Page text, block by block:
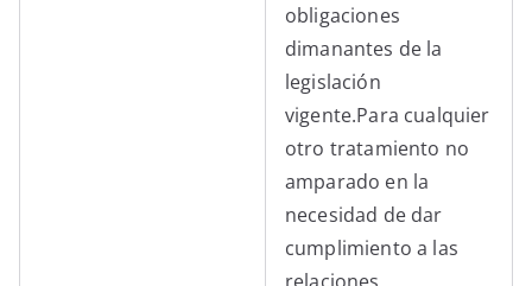
obligaciones
dimanantes de la
legislación
vigente.Para cualquier
otro tratamiento no
amparado en la
necesidad de dar
cumplimiento a las